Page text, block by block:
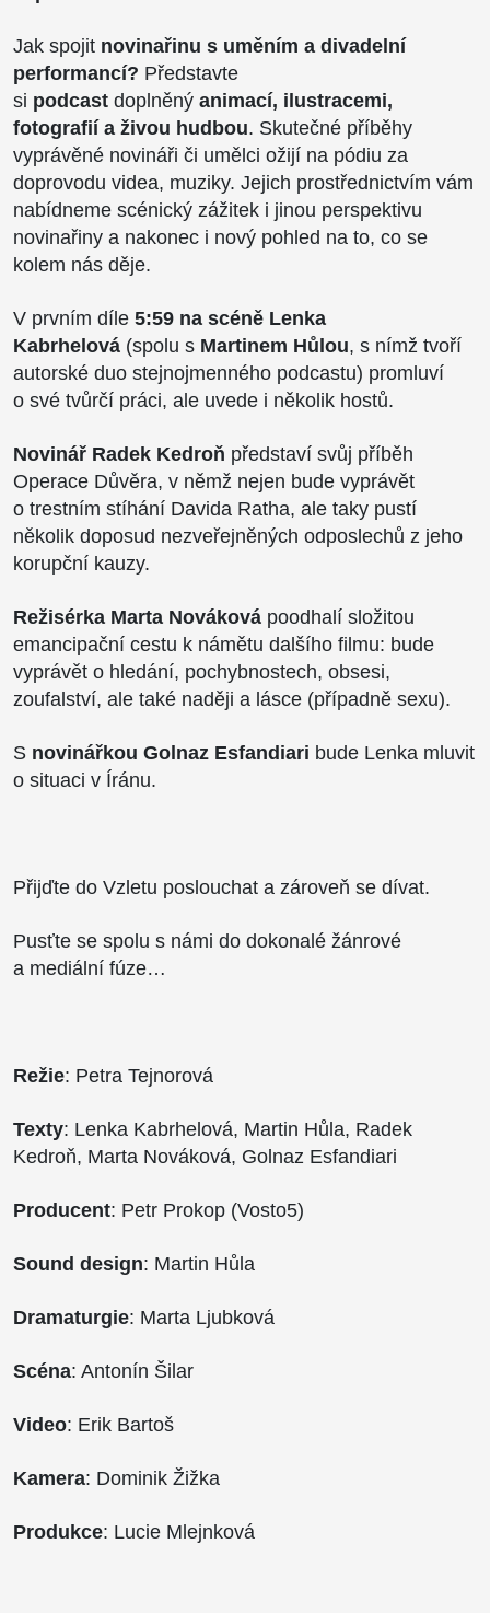
Jak spojit novinařinu s uměním a divadelní
performancí? Představte
si podcast doplněný animací, ilustracemi,
fotografií a živou hudbou. Skutečné příběhy
vyprávěné novináři či umělci ožijí na pódiu za
doprovodu videa, muziky. Jejich prostřednictvím vám
nabídneme scénický zážitek i jinou perspektivu
novinařiny a nakonec i nový pohled na to, co se
kolem nás děje.
V prvním díle 5:59 na scéně Lenka
Kabrhelová (spolu s Martinem Hůlou, s nímž tvoří
autorské duo stejnojmenného podcastu) promluví
o své tvůrčí práci, ale uvede i několik hostů.
Novinář Radek Kedroň představí svůj příběh
Operace Důvěra, v němž nejen bude vyprávět
o trestním stíhání Davida Ratha, ale taky pustí
několik doposud nezveřejněných odposlechů z jeho
korupční kauzy.
Režisérka Marta Nováková poodhalí složitou
emancipační cestu k námětu dalšího filmu: bude
vyprávět o hledání, pochybnostech, obsesi,
zoufalství, ale také naději a lásce (případně sexu).
S novinářkou Golnaz Esfandiari bude Lenka mluvit
o situaci v Íránu.
Přijďte do Vzletu poslouchat a zároveň se dívat.
Pusťte se spolu s námi do dokonalé žánrové
a mediální fúze…
Režie: Petra Tejnorová
Texty: Lenka Kabrhelová, Martin Hůla, Radek
Kedroň, Marta Nováková, Golnaz Esfandiari
Producent: Petr Prokop (Vosto5)
Sound design: Martin Hůla
Dramaturgie: Marta Ljubková
Scéna: Antonín Šilar
Video: Erik Bartoš
Kamera: Dominik Žižka
Produkce: Lucie Mlejnková